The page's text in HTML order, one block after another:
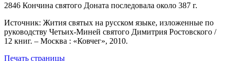
2846 Кончина святого Доната последовала около 387 г.
Источник: Жития святых на русском языке, изложенные по
руководству Четьих-Миней святого Димитрия Ростовского /
12 книг. – Москва : «Ковчег», 2010.
Печать страницы